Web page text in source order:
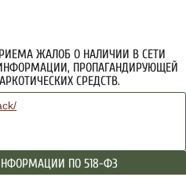
ЖАЛОБ О НАЛИЧИИ В СЕТИ
ПРОПАГАНДИРУЮЩЕЙ
СРЕДСТВ.
ПО 518-ФЗ